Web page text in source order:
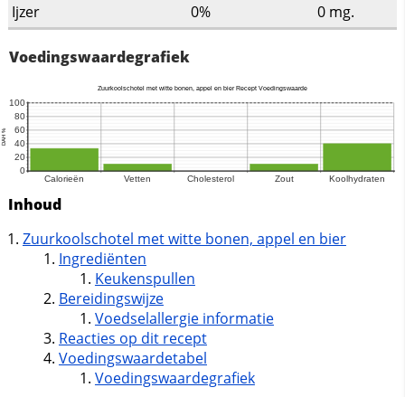
Ijzer
0% 0 mg.
Voedingswaardegrafiek
Inhoud
Zuurkoolschotel met witte bonen, appel en bier
Ingrediënten
Keukenspullen
Bereidingswijze
Voedselallergie informatie
Reacties op dit recept
Voedingswaardetabel
Voedingswaardegrafiek